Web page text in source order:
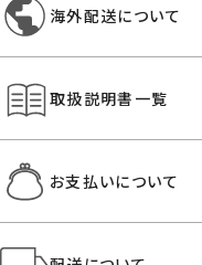
海外配送について
取扱説明書一覧
お支払いについて